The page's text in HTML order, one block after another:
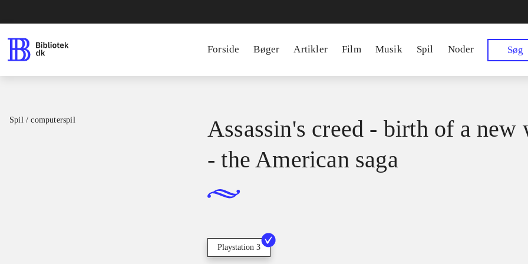
Forside Bøger Artikler Film Musik Spil Noder Søg
Spil / computerspil
Assassin's creed - birth of a new
- the American saga
Playstation 3